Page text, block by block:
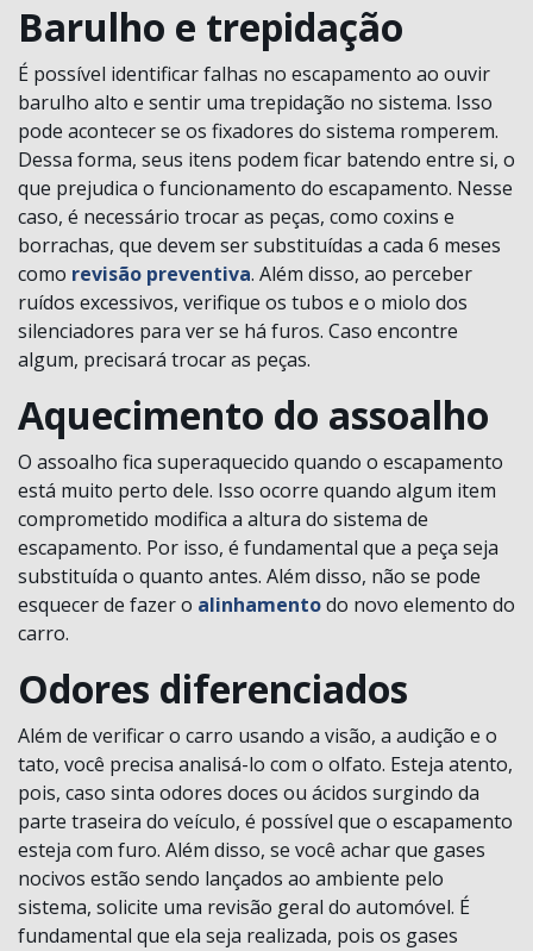
Barulho e trepidação
É possível identificar falhas no escapamento ao ouvir
barulho alto e sentir uma trepidação no sistema. Isso
pode acontecer se os fixadores do sistema romperem.
Dessa forma, seus itens podem ficar batendo entre si, o
que prejudica o funcionamento do escapamento. Nesse
caso, é necessário trocar as peças, como coxins e
borrachas, que devem ser substituídas a cada 6 meses
como revisão preventiva. Além disso, ao perceber
ruídos excessivos, verifique os tubos e o miolo dos
silenciadores para ver se há furos. Caso encontre
algum, precisará trocar as peças.
Aquecimento do assoalho
O assoalho fica superaquecido quando o escapamento
está muito perto dele. Isso ocorre quando algum item
comprometido modifica a altura do sistema de
escapamento. Por isso, é fundamental que a peça seja
substituída o quanto antes. Além disso, não se pode
esquecer de fazer o alinhamentodo novo elemento do
carro.
Odores diferenciados
Além de verificar o carro usando a visão, a audição e o
tato, você precisa analisá-lo com o olfato. Esteja atento,
pois, caso sinta odores doces ou ácidos surgindo da
parte traseira do veículo, é possível que o escapamento
esteja com furo. Além disso, se você achar que gases
nocivos estão sendo lançados ao ambiente pelo
sistema, solicite uma revisão geral do automóvel. É
fundamental que ela seja realizada, pois os gases